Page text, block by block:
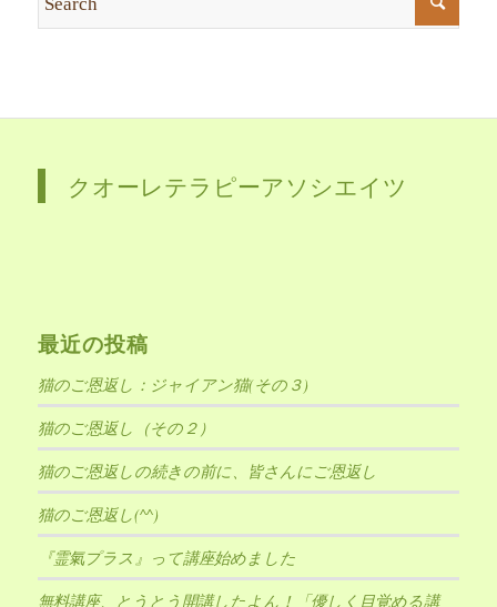
クオーレテラピーアソシエイツ
最近の投稿
猫のご恩返し：ジャイアン猫(その３)
猫のご恩返し（その２）
猫のご恩返しの続きの前に、皆さんにご恩返し
猫のご恩返し(^^)
『霊氣プラス』って講座始めました
無料講座、とうとう開講したよん！「優しく目覚める講